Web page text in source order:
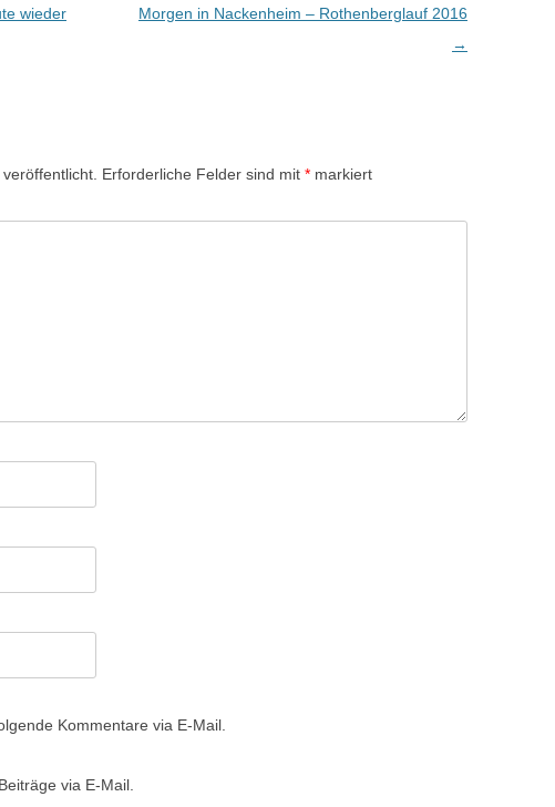
wieder
Morgen in Nackenheim – Rothenberglauf 2016
→
Erforderliche Felder sind mit * markiert
Kommentare via E-Mail.
via E-Mail.